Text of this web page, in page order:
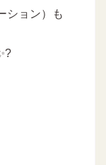
ション）も